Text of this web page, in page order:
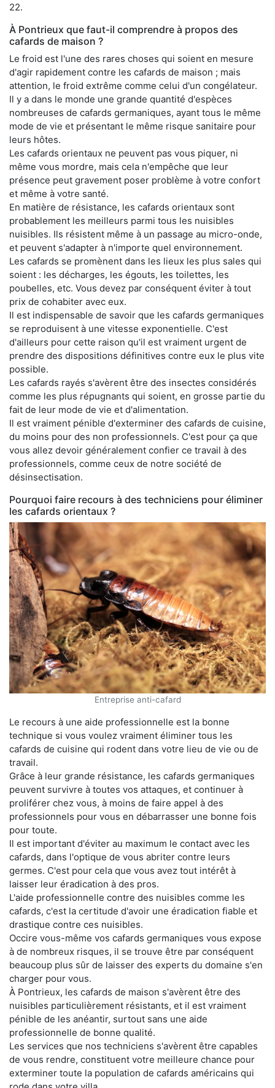
22.
À Pontrieux que faut-il comprendre à propos des
cafards de maison ?
Le froid est l'une des rares choses qui soient en mesure
d'agir rapidement contre les cafards de maison ; mais
attention, le froid extrême comme celui d'un congélateur.
Il y a dans le monde une grande quantité d'espèces
nombreuses de cafards germaniques, ayant tous le même
mode de vie et présentant le même risque sanitaire pour
leurs hôtes.
Les cafards orientaux ne peuvent pas vous piquer, ni
même vous mordre, mais cela n'empêche que leur
présence peut gravement poser problème à votre confort
et même à votre santé.
En matière de résistance, les cafards orientaux sont
probablement les meilleurs parmi tous les nuisibles
nuisibles. Ils résistent même à un passage au micro-onde,
et peuvent s'adapter à n'importe quel environnement.
Les cafards se promènent dans les lieux les plus sales qui
soient : les décharges, les égouts, les toilettes, les
poubelles, etc. Vous devez par conséquent éviter à tout
prix de cohabiter avec eux.
Il est indispensable de savoir que les cafards germaniques
se reproduisent à une vitesse exponentielle. C'est
d'ailleurs pour cette raison qu'il est vraiment urgent de
prendre des dispositions définitives contre eux le plus vite
possible.
Les cafards rayés s'avèrent être des insectes considérés
comme les plus répugnants qui soient, en grosse partie du
fait de leur mode de vie et d'alimentation.
Il est vraiment pénible d'exterminer des cafards de cuisine,
du moins pour des non professionnels. C'est pour ça que
vous allez devoir généralement confier ce travail à des
professionnels, comme ceux de notre société de
désinsectisation.
Pourquoi faire recours à des techniciens pour éliminer
les cafards orientaux ?
Entreprise anti-cafard
Le recours à une aide professionnelle est la bonne
technique si vous voulez vraiment éliminer tous les
cafards de cuisine qui rodent dans votre lieu de vie ou de
travail.
Grâce à leur grande résistance, les cafards germaniques
peuvent survivre à toutes vos attaques, et continuer à
proliférer chez vous, à moins de faire appel à des
professionnels pour vous en débarrasser une bonne fois
pour toute.
Il est important d'éviter au maximum le contact avec les
cafards, dans l'optique de vous abriter contre leurs
germes. C'est pour cela que vous avez tout intérêt à
laisser leur éradication à des pros.
L'aide professionnelle contre des nuisibles comme les
cafards, c'est la certitude d'avoir une éradication fiable et
drastique contre ces nuisibles.
Occire vous-même vos cafards germaniques vous expose
à de nombreux risques, il se trouve être par conséquent
beaucoup plus sûr de laisser des experts du domaine s'en
charger pour vous.
À Pontrieux, les cafards de maison s'avèrent être des
nuisibles particulièrement résistants, et il est vraiment
pénible de les anéantir, surtout sans une aide
professionnelle de bonne qualité.
Les services que nos techniciens s'avèrent être capables
de vous rendre, constituent votre meilleure chance pour
exterminer toute la population de cafards américains qui